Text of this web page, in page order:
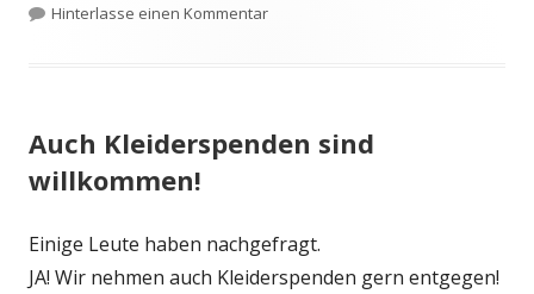
am
Hinterlasse einen Kommentarzu Einladung
Auch Kleiderspenden sind
willkommen!
Einige Leute haben nachgefragt.
JA! Wir nehmen auch Kleiderspenden gern entgegen!